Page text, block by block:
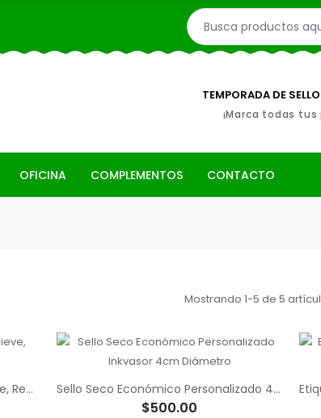
TEMPORADA DE
¡Marca todas tus
OFICINA COMPLEMENTOS CONTACTO
Mostrando 1-5 de 5
Sello En Seco, Troquel, Alto Relieve, Realce Sello Seco Económico Personalizado 4cm Diámetro
$500.00